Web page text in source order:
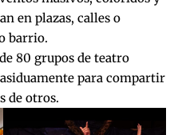
en plazas, calles o
barrio.
80 grupos de teatro
para compartir
de otros.